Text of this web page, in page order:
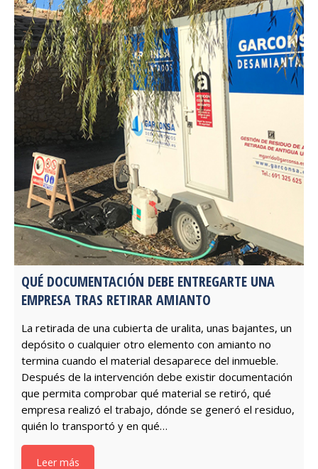
QUÉ DOCUMENTACIÓN DEBE ENTREGARTE UNA
EMPRESA TRAS RETIRAR AMIANTO
La retirada de una cubierta de uralita, unas bajantes, un
depósito o cualquier otro elemento con amianto no
termina cuando el material desaparece del inmueble.
Después de la intervención debe existir documentación
que permita comprobar qué material se retiró, qué
empresa realizó el trabajo, dónde se generó el residuo,
quién lo transportó y en qué…
Leer más